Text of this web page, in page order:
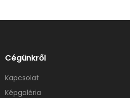
Cégünkről
Kapcsolat
Képgaléria